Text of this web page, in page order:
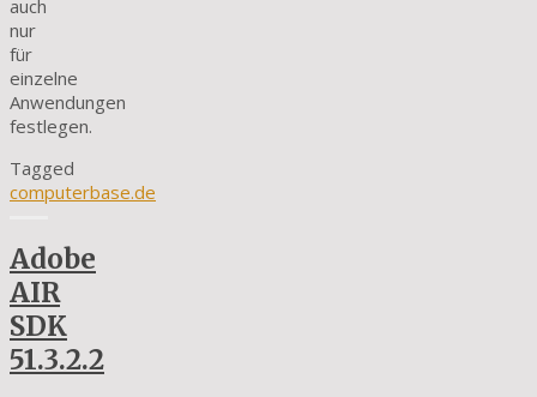
auch
nur
für
einzelne
Anwendungen
festlegen.
Tagged
computerbase.de
Adobe
AIR
SDK
51.3.2.2